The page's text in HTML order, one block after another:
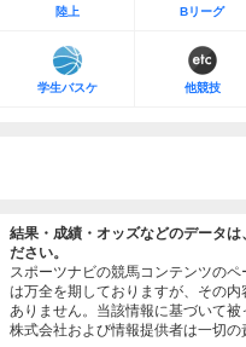
陸上 Bリーグ
学生バスケ 他競技
結果・成績・オッズなどのデータは
ださい。
スポーツナビの競馬コンテンツの
は万全を期しておりますが、その
ありません。当該情報に基づいて
株式会社および情報提供者は一切の